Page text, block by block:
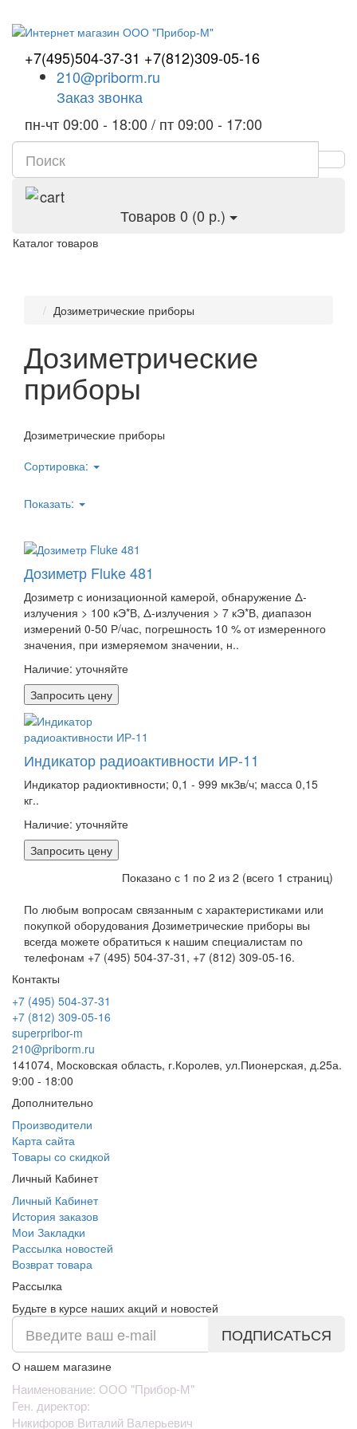
+7(495)504-37-31 +7(812)309-05-16
210@priborm.ru
Заказ звонка
пн-чт 09:00 - 18:00 / пт 09:00 - 17:00
Товаров 0 (0 р.)
Каталог товаров
Дозиметрические приборы
Дозиметрические
приборы
Дозиметрические приборы
Сортировка:
Показать:
Дозиметр Fluke 481
Дозиметр с ионизационной камерой, обнаружение Δ-
излучения > 100 кЭ*В, Δ-излучения > 7 кЭ*В, диапазон
измерений 0-50 Р/час, погрешность 10 % от измеренного
значения, при измеряемом значении, н..
Наличие: уточняйте
Запросить цену
Индикатор радиоактивности ИР-11
Индикатор радиоктивности; 0,1 - 999 мкЗв/ч; масса 0,15
кг..
Наличие: уточняйте
Запросить цену
Показано с 1 по 2 из 2 (всего 1 страниц)
По любым вопросам связанным с характеристиками или
покупкой оборудования Дозиметрические приборы вы
всегда можете обратиться к нашим специалистам по
телефонам +7 (495) 504-37-31, +7 (812) 309-05-16.
Контакты
+7 (495) 504-37-31
+7 (812) 309-05-16
superpribor-m
210@priborm.ru
141074, Московская область, г.Королев, ул.Пионерская, д.25а.
9:00 - 18:00
Дополнительно
Производители
Карта сайта
Товары со скидкой
Личный Кабинет
Личный Кабинет
История заказов
Мои Закладки
Рассылка новостей
Возврат товара
Рассылка
Будьте в курсе наших акций и новостей
ПОДПИСАТЬСЯ
О нашем магазине
Наименование: ООО "Прибор-М"
Ген. директор:
Никифоров Виталий Валерьевич